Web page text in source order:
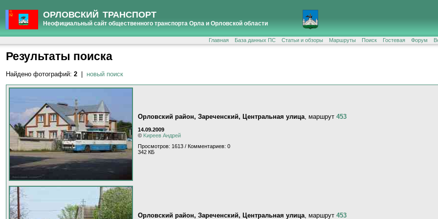
ОРЛОВСКИЙ ТРАНСПОРТ
Неофициальный сайт общественного транспорта Орла и Орловской области
Главная База данных ПС Статьи и обзоры Маршруты Поиск Гостевая Форум
Результаты поиска
Найдено фотографий: 2 новый поиск
Орловский район, Зареченский, Центральная улица , маршрут 453
14.09.2009
© Kиpeeв Aндpeй
Просмотров: 1613 / Комментариев: 0
342 КБ
Орловский район, Зареченский, Центральная улица , маршрут 453